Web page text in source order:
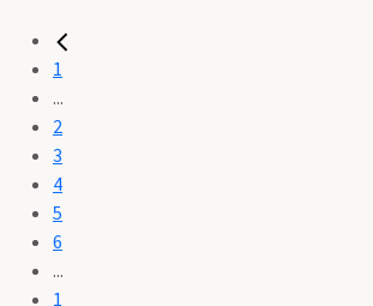
1
...
2
3
4
5
6
...
1